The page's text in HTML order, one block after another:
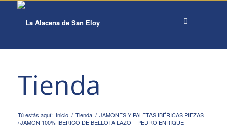
Tienda
Tú estás aquí: Inicio / Tienda / JAMONES Y PALETAS IBÉRICAS PIEZAS
/JAMON 100% IBERICO DE BELLOTA LAZO – PEDRO ENRIQUE